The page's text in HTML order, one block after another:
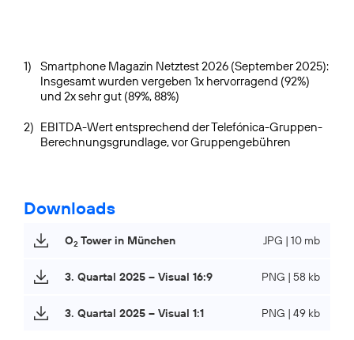
1)
Smartphone Magazin Netztest 2026 (September 2025):
Insgesamt wurden vergeben 1x hervorragend (92%)
und 2x sehr gut (89%, 88%)
2) EBITDA-Wert entsprechend der Telefónica-Gruppen-
Berechnungsgrundlage, vor Gruppengebühren
Downloads
O2 Tower in München JPG | 10 mb
3. Quartal 2025 – Visual 16:9 PNG | 58 kb
3. Quartal 2025 – Visual 1:1 PNG | 49 kb